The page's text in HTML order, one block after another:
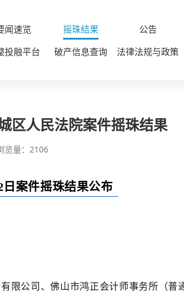
闻速览 摇珠结果 公告
投融平台 破产信息查询 法律法规与政策
区人民法院案件摇珠结果
览量：2106
日案件摇珠结果公布
限公司、佛山市鸿正会计师事务所（普